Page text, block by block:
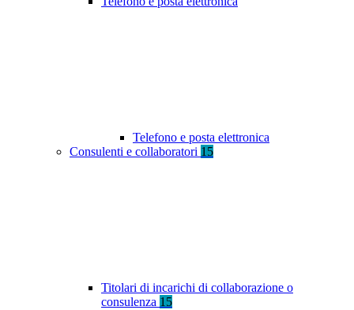
Telefono e posta elettronica
Consulenti e collaboratori 15
Titolari di incarichi di collaborazione o
consulenza 15